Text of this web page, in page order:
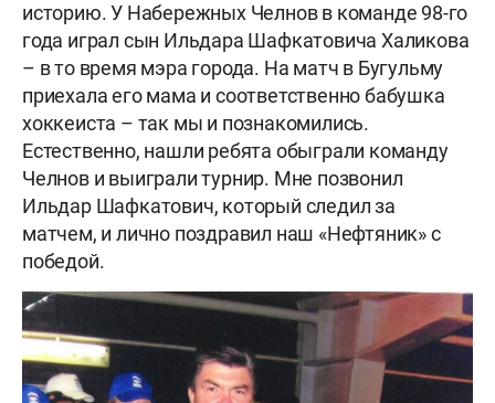
историю. У Набережных Челнов в команде 98-го
года играл сын Ильдара Шафкатовича Халикова
– в то время мэра города. На матч в Бугульму
приехала его мама и соответственно бабушка
хоккеиста – так мы и познакомились.
Естественно, нашли ребята обыграли команду
Челнов и выиграли турнир. Мне позвонил
Ильдар Шафкатович, который следил за
матчем, и лично поздравил наш «Нефтяник» с
победой.